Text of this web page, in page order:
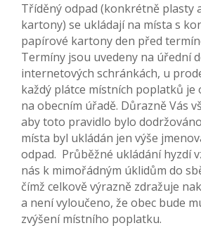
Tříděný odpad (konkrétně plasty
kartony) se ukládají na místa s
papírové kartony den před
Termíny jsou uvedeny na úřední
internetových schránkách, u
každý plátce místních poplatků je
na obecním úřadě. Důrazně Vás
aby toto pravidlo bylo
místa byl ukládán jen výše
odpad. Průběžné ukládání hyzdí
nás k mimořádným úklidům do
čímž celkově výrazně zdražuje
a není vyloučeno, že obec bude
zvýšení místního poplatku.